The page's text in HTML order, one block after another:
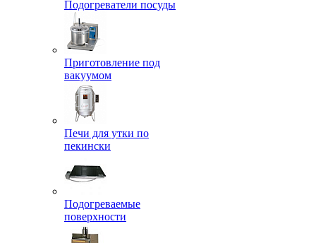
Подогреватели посуды
Приготовление под
вакуумом
Печи для утки по
пекински
Подогреваемые
поверхности